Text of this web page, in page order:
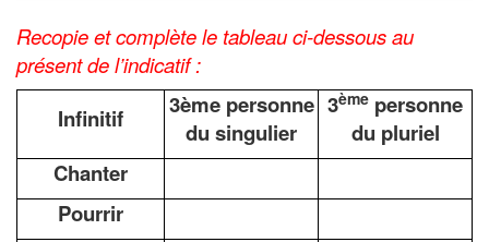
Recopie et complète le tableau ci-dessous au
présent de l’indicatif :
Infinitif
3ème personne
du singulier
3ème personne
du pluriel
Chanter
Pourrir